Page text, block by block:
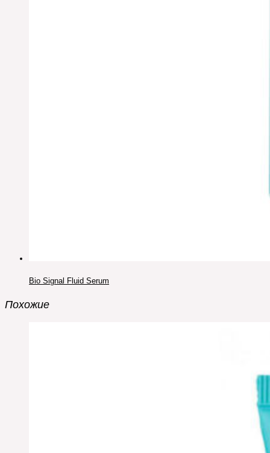
Bio Signal Fluid Serum
Похожие